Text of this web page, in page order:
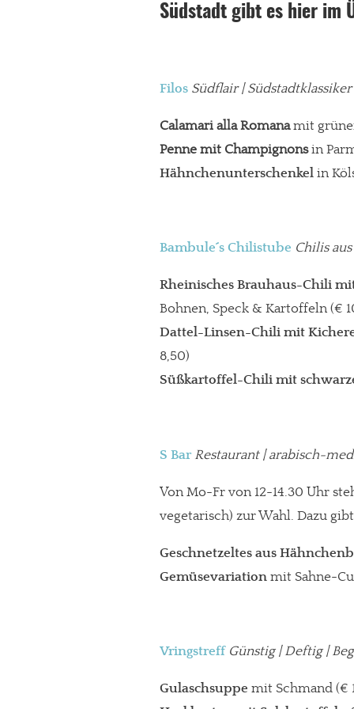
Südstadt gibt es hier im
Filos Südflair |
Calamari alla Romanamit
Penne mit Champignonsin
Hähnchenunterschenkel in
Bambule´s Chilistube Chilis
Rheinisches Brauhaus-Chili
Bohnen, Speck & Kartoffeln (€
Dattel-Linsen-Chili mit
8,50)
Süßkartoffel-Chili mit
S Bar Restaurant | arabisch-
Von Mo-Fr von 12-14.30 Uhr
vegetarisch) zur Wahl. Dazu
Geschnetzeltes aus
Gemüsevariation mit Sahne-
Vringstreff Günstig | Deftig |
Gulaschsuppe mit Schmand (€